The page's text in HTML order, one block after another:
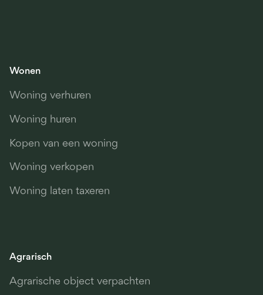
Wonen
Woning verhuren
Woning huren
Kopen van een woning
Woning verkopen
Woning laten taxeren
Agrarisch
Agrarische object verpachten